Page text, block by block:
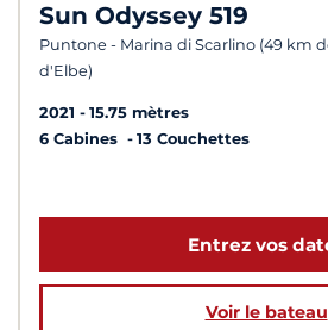
Sun Odyssey 519
Puntone - Marina di Scarlino (49 km
d'Elbe)
2021
15.75 mètres
6 Cabines
13 Couchettes
Entrez vos
Voir le bateau